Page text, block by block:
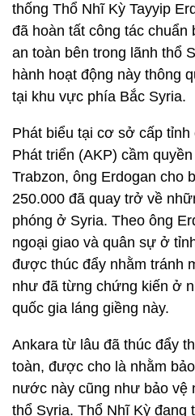
thống Thổ Nhĩ Kỳ Tayyip
đã hoàn tất công tác chuẩn
an toàn bên trong lãnh thổ
hành hoạt động này thông
tại khu vực phía Bắc Syria.
Phát biểu tại cơ sở cấp tỉnh
Phát triển (AKP) cầm
Trabzon, ông Erdogan cho
250.000 đã quay trở về
phóng ở Syria. Theo ông
ngoại giao và quân sự ở
được thúc đẩy nhằm tránh
như đã từng chứng kiến ở
quốc gia láng giềng này.
Ankara từ lâu đã thúc đẩy
toàn, được cho là nhằm
nước này cũng như bảo vệ
thổ Syria. Thổ Nhĩ Kỳ đang